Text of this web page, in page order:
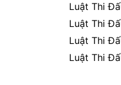
Luật Thi
Luật Thi
Luật Thi
Luật Thi